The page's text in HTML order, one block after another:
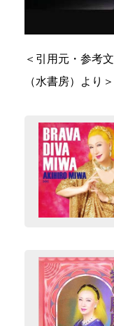
＜引用元・参考
（水書房）より＞